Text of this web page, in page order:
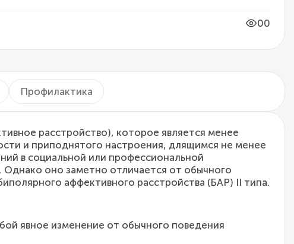
00
Профилактика
расстройство), которое является менее
и приподнятого настроения, длящимся не менее
в социальной или профессиональной
оно заметно отличается от обычного
аффективного расстройства (БАР) II типа.
явное изменение от обычного поведения